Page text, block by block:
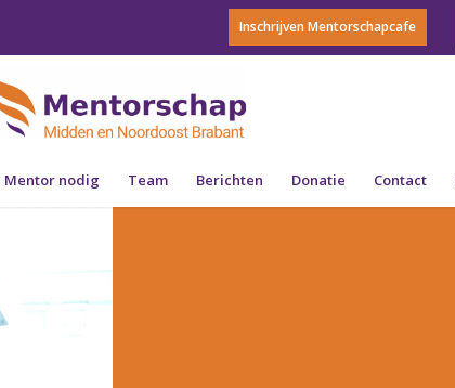
Inschrijven Mentorschapcafe
Mentor nodig Team Berichten Donatie Contact